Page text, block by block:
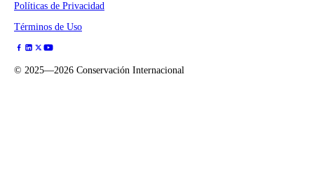
Políticas de Privacidad
Términos de Uso
© 2025—2026 Conservación Internacional